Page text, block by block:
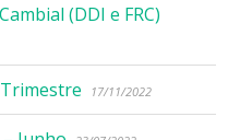
(DDI e FRC)
17/11/2022